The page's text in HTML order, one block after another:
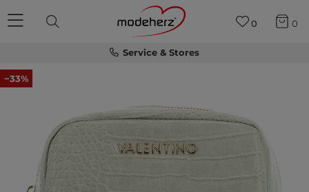
Service & Stores
0 0
−33%